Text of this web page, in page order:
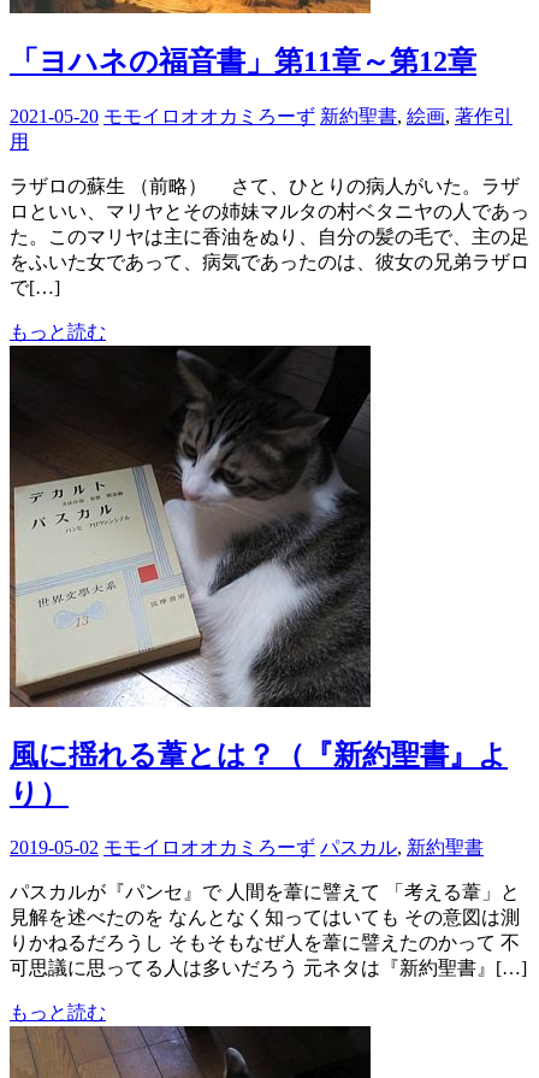
「ヨハネの福音書」第11章～第12章
2021-05-20 モモイロオオカミろーず 新約聖書, 絵画, 著作引
用
ラザロの蘇生 （前略） さて、ひとりの病人がいた。ラザ
ロといい、マリヤとその姉妹マルタの村ベタニヤの人であっ
た。このマリヤは主に香油をぬり、自分の髪の毛で、主の足
をふいた女であって、病気であったのは、彼女の兄弟ラザロ
で[…]
もっと読む
風に揺れる葦とは？（『新約聖書』よ
り）
2019-05-02 モモイロオオカミろーず パスカル, 新約聖書
パスカルが『パンセ』で 人間を葦に譬えて 「考える葦」と
見解を述べたのを なんとなく知ってはいても その意図は測
りかねるだろうし そもそもなぜ人を葦に譬えたのかって 不
可思議に思ってる人は多いだろう 元ネタは『新約聖書』[…]
もっと読む